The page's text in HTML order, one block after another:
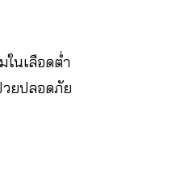
ในเลือดต่ำ
ยปลอดภัย